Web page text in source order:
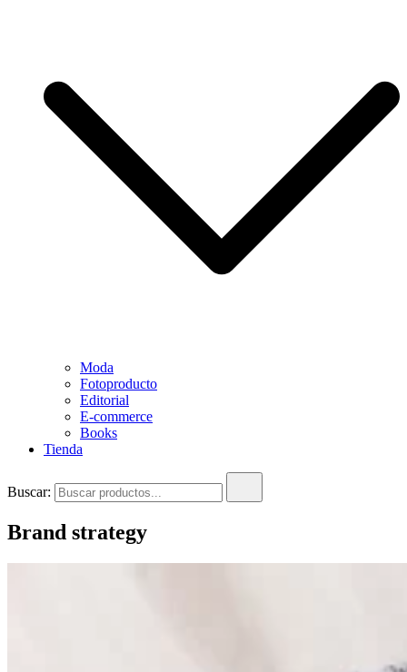
Moda
Fotoproducto
Editorial
E-commerce
Books
Tienda
Buscar:
Brand strategy